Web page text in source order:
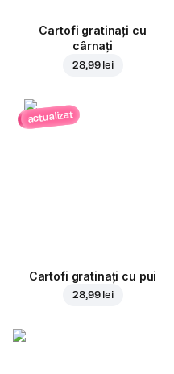
Cartofi gratinați cu
cârnați
28,99 lei
actualizat
Cartofi gratinați cu pui
28,99 lei